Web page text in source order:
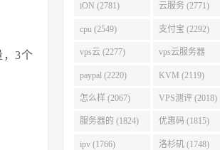
iON (2781) 云服务 (2771)
cpu (2549) 支付宝 (2292)
vps云 (2277) vps云服务器
(2275)
paypal (2220) KVM (2119)
怎么样 (2067) VPS测评 (2018)
服务器的 (1824) 优惠码 (1815)
ipv (1766) 洛杉矶 (1748)